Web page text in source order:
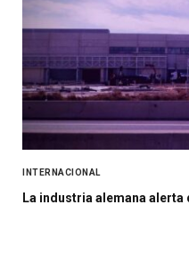
INTERNACIONAL
La industria alemana alerta